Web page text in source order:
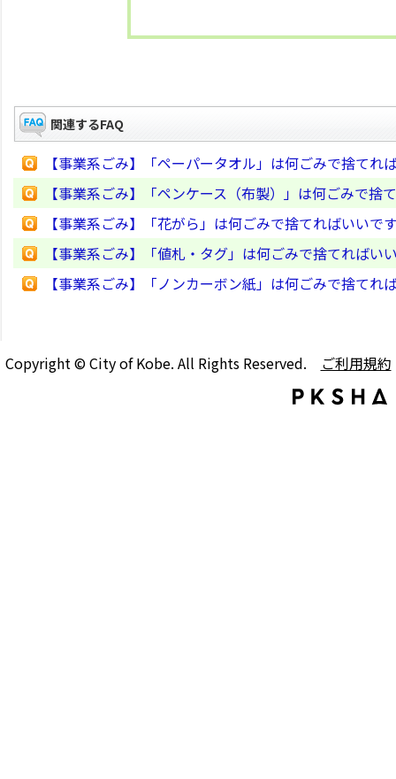
関連するFAQ
【事業系ごみ】「ペーパータオル」は何ごみで捨てれ
【事業系ごみ】「ペンケース（布製）」は何ごみで捨
【事業系ごみ】「花がら」は何ごみで捨てればいいで
【事業系ごみ】「値札・タグ」は何ごみで捨てればい
【事業系ごみ】「ノンカーボン紙」は何ごみで捨てれ
Copyright © City of Kobe. All Rights Reserved. ご利用規約